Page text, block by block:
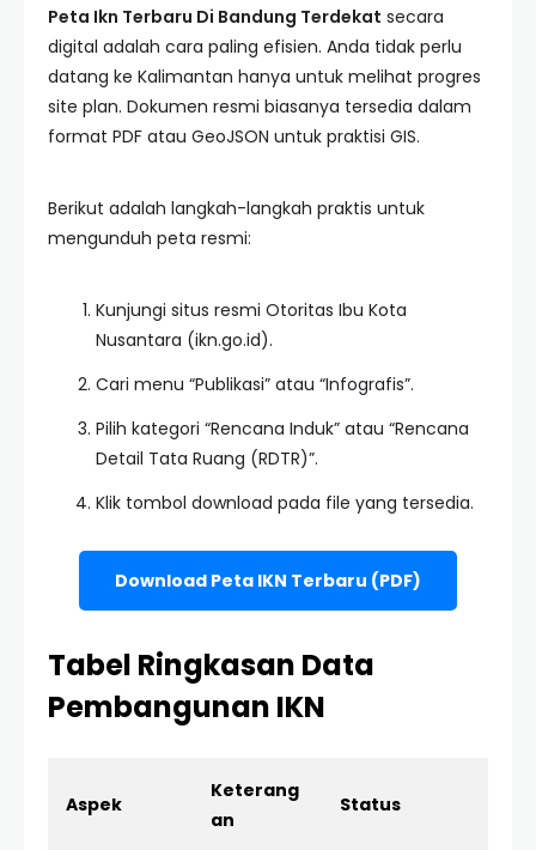
Peta Ikn Terbaru Di Bandung Terdekat secara
digital adalah cara paling efisien. Anda tidak perlu
datang ke Kalimantan hanya untuk melihat progres
site plan. Dokumen resmi biasanya tersedia dalam
format PDF atau GeoJSON untuk praktisi GIS.
Berikut adalah langkah-langkah praktis untuk
mengunduh peta resmi:
Kunjungi situs resmi Otoritas Ibu Kota
Nusantara (ikn.go.id).
Cari menu “Publikasi” atau “Infografis”.
Pilih kategori “Rencana Induk” atau “Rencana
Detail Tata Ruang (RDTR)”.
Klik tombol download pada file yang tersedia.
Download Peta IKN Terbaru (PDF)
Tabel Ringkasan Data
Pembangunan IKN
Aspek
Keterang
an
Status